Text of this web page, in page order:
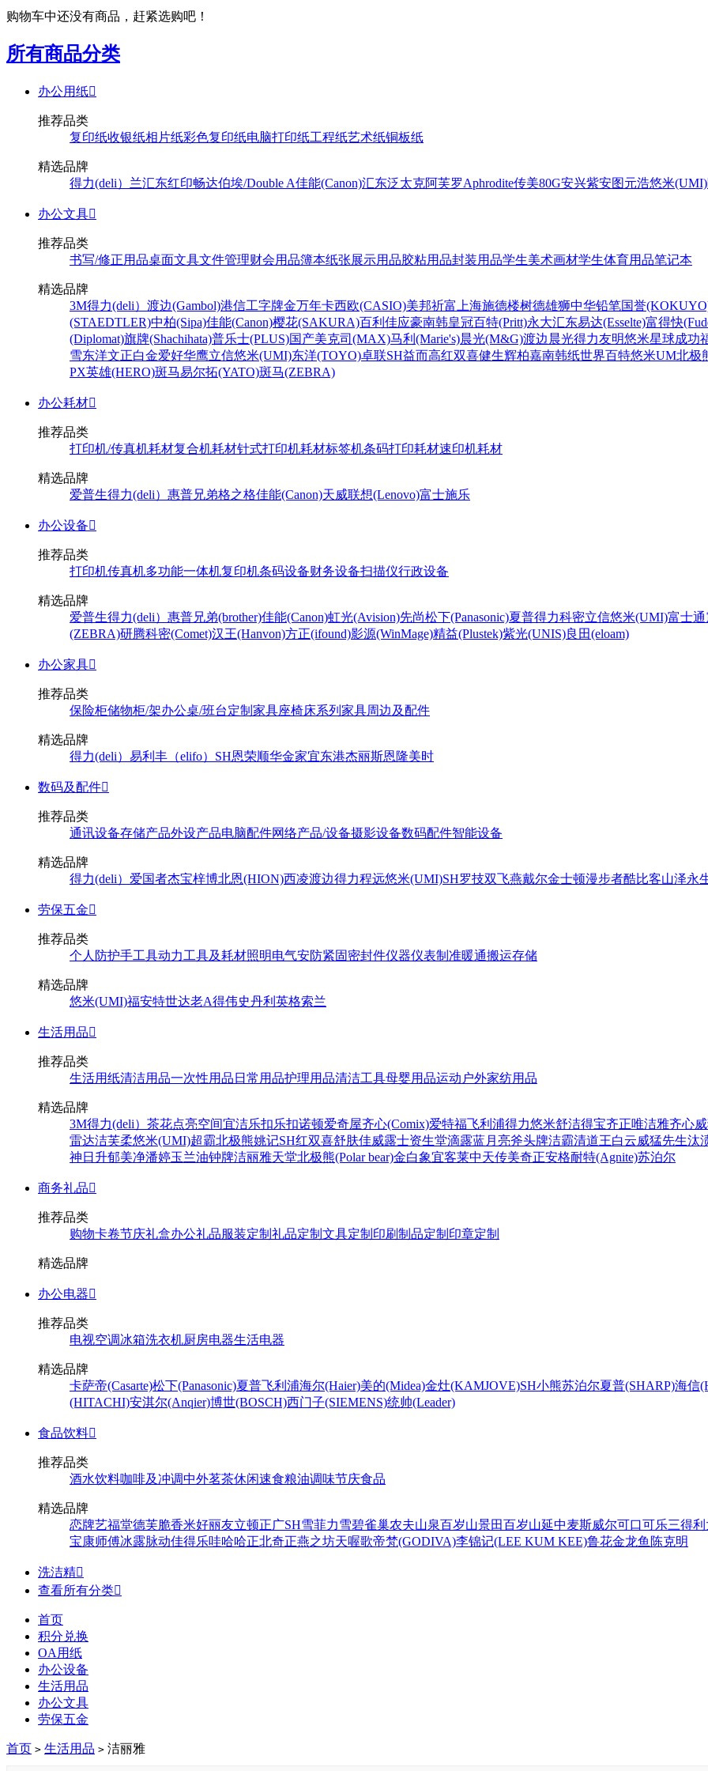
购物车中还没有商品，赶紧选购吧！
所有商品分类
办公用纸
推荐品类
复印纸收银纸相片纸彩色复印纸电脑打印纸工程纸艺术纸铜板纸
精选品牌
得力(deli） 兰汇东红印畅达伯埃/Double A佳能(Canon)汇东泛太克阿芙罗Aphrodite传美80G安兴紫安图元浩悠米(UMI)
办公文具
推荐品类
书写/修正用品桌面文具文件管理财会用品簿本纸张展示用品胶粘用品封装用品学生美术画材学生体育用品笔记本
精选品牌
3M得力(deli） 渡边(Gambol)港信工字牌金万年卡西欧(CASIO)美邦祈富 上海施德楼树德雄狮中华铅笔国誉
(STAEDTLER)中柏(Sipa)佳能(Canon)樱花(SAKURA)百利佳应豪南韩皇冠百特(Pritt)永大汇东易达(Esselte)富得快
(Diplomat)旗牌(Shachihata)普乐士(PLUS)国产美克司(MAX)马利(Marie's)晨光(M&G)渡边 晨光得力友明悠米星球成功
雪东洋文正白金爱好华鹰立信悠米(UMI)东洋(TOYO)卓联SH益而高红双喜健生辉柏嘉南韩纸世界百特悠米UM北极
PX英雄(HERO)斑马易尔拓(YATO)斑马(ZEBRA)
办公耗材
推荐品类
打印机/传真机耗材复合机耗材针式打印机耗材标签机条码打印耗材速印机耗材
精选品牌
爱普生得力(deli） 惠普兄弟格之格佳能(Canon)天威联想(Lenovo)富士施乐
办公设备
推荐品类
打印机传真机多功能一体机复印机条码设备财务设备扫描仪行政设备
精选品牌
爱普生得力(deli） 惠普兄弟(brother)佳能(Canon)虹光(Avision)先尚松下(Panasonic)夏普得力科密立信悠米(UMI)富士通
(ZEBRA)研腾科密(Comet)汉王(Hanvon)方正(ifound)影源(WinMage)精益(Plustek)紫光(UNIS)良田(eloam)
办公家具
推荐品类
保险柜储物柜/架办公桌/班台定制家具座椅床系列 家具周边及配件
精选品牌
得力(deli） 易利丰（elifo） SH恩荣顺华金家宜东港杰丽斯恩隆美时
数码及配件
推荐品类
通讯设备存储产品外设产品电脑配件网络产品/设备摄影设备数码配件智能设备
精选品牌
得力(deli） 爱国者杰宝梓博北恩(HION)西凌渡边得力程远悠米(UMI)SH罗技双飞燕戴尔金士顿漫步者酷比客山泽永
劳保五金
推荐品类
个人防护手工具动力工具及耗材照明电气安防紧固密封件仪器仪表制准暖通搬运存储
精选品牌
悠米(UMI)福安特世达老A得伟史丹利 英格索兰
生活用品
推荐品类
生活用纸清洁用品一次性用品 日常用品护理用品清洁工具母婴用品运动户外家纺用品
精选品牌
3M得力(deli） 茶花点亮空间宜洁乐扣乐扣诺顿爱奇屋齐心(Comix)爱特福飞利浦得力悠米舒洁得宝齐正唯洁雅齐心
雷达洁芙柔悠米(UMI)超霸北极熊姚记SH红双喜舒肤佳威露士资生堂滴露蓝月亮斧头牌洁霸清道王白云威猛先生汰
神 日升郁美净潘婷玉兰油钟牌洁丽雅天堂北极熊(Polar bear)金白象宜客莱中天传美奇正安格耐特(Agnite)苏泊尔
商务礼品
推荐品类
购物卡卷节庆礼盒办公礼品服装定制 礼品定制 文具定制 印刷制品定制 印章定制
精选品牌
办公电器
推荐品类
电视空调冰箱洗衣机厨房电器生活电器
精选品牌
卡萨帝(Casarte)松下(Panasonic)夏普飞利浦海尔(Haier)美的(Midea)金灶(KAMJOVE)SH小熊苏泊尔夏普(SHARP)海信
(HITACHI)安淇尔(Anqier)博世(BOSCH)西门子(SIEMENS)统帅(Leader)
食品饮料
推荐品类
酒水饮料咖啡及冲调中外茗茶休闲速食粮油调味节庆食品
精选品牌
恋牌艺福堂德芙脆香米好丽友立顿正广SH雪菲力雪碧雀巢农夫山泉百岁山景田百岁山延中麦斯威尔可口可乐三得利
宝康师傅冰露脉动佳得乐哇哈哈正北奇正燕之坊天喔歌帝梵(GODIVA)李锦记(LEE KUM KEE)鲁花金龙鱼 陈克明
洗洁精
查看所有分类
首页
积分兑换
OA用纸
办公设备
生活用品
办公文具
劳保五金
首页 > 生活用品 > 洁丽雅